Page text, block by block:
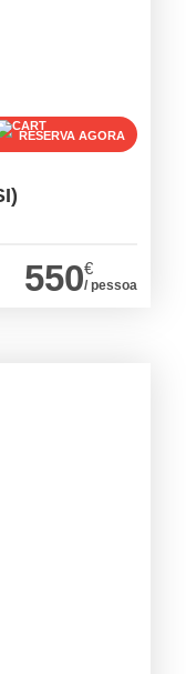
RESERVA AGORA
550€
/ pessoa